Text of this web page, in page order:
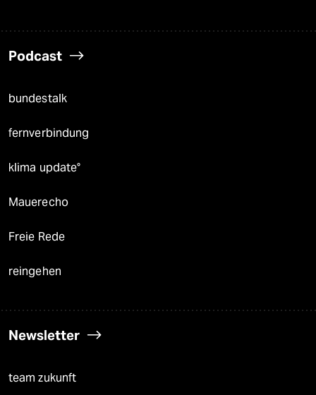
Podcast
bundestalk
fernverbindung
klima update°
Mauerecho
Freie Rede
reingehen
Newsletter
team zukunft